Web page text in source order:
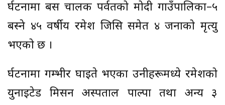
दुर्घटनामा बस चालक पर्वतको मोदी गाउँपालिका–५
बस्ने ४५ वर्षीय रमेश जिसि समेत ४ जनाको मृत्यु
भएको छ ।
दुर्घटनामा गम्भीर घाइते भएका उनीहरूमध्ये रमेशको
युनाइटेड मिसन अस्पताल पाल्पा तथा अन्य ३